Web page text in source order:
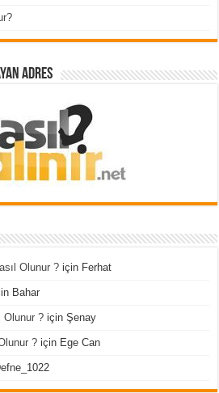
adres
Olunur ? için Ferhat
Bahar
Olunur ? içinŞenay
? için Ege Can